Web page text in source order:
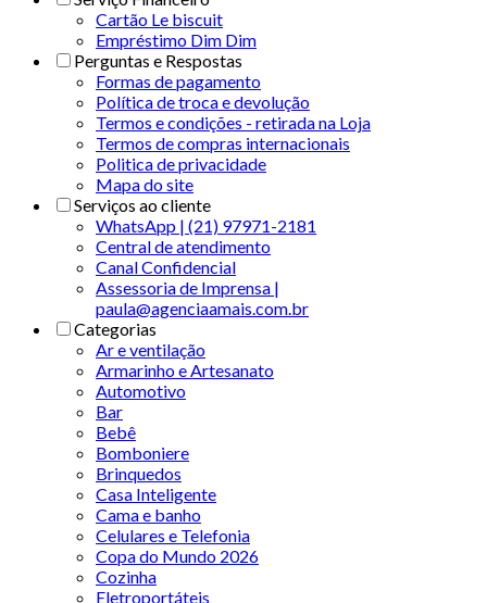
Cartão Le biscuit
Empréstimo Dim Dim
Perguntas e Respostas
Formas de pagamento
Política de troca e devolução
Termos e condições - retirada na Loja
Termos de compras internacionais
Politica de privacidade
Mapa do site
Serviços ao cliente
WhatsApp | (21) 97971-2181
Central de atendimento
Canal Confidencial
Assessoria de Imprensa |
paula@agenciaamais.com.br
Categorias
Ar e ventilação
Armarinho e Artesanato
Automotivo
Bar
Bebê
Bomboniere
Brinquedos
Casa Inteligente
Cama e banho
Celulares e Telefonia
Copa do Mundo 2026
Cozinha
Eletroportáteis